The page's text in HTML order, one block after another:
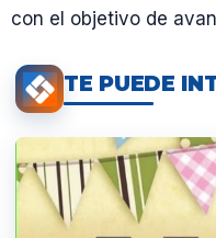
con el objetivo de
TE PUEDE